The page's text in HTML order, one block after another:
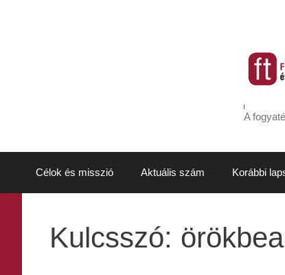
A
Célok és misszió Aktuális szám Korábbi
Kulcsszó: